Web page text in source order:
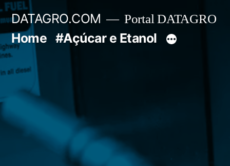
Pular
para
o
conteúdo
DATAGRO.COM Portal DATAGRO
Home #Açúcar e Etanol